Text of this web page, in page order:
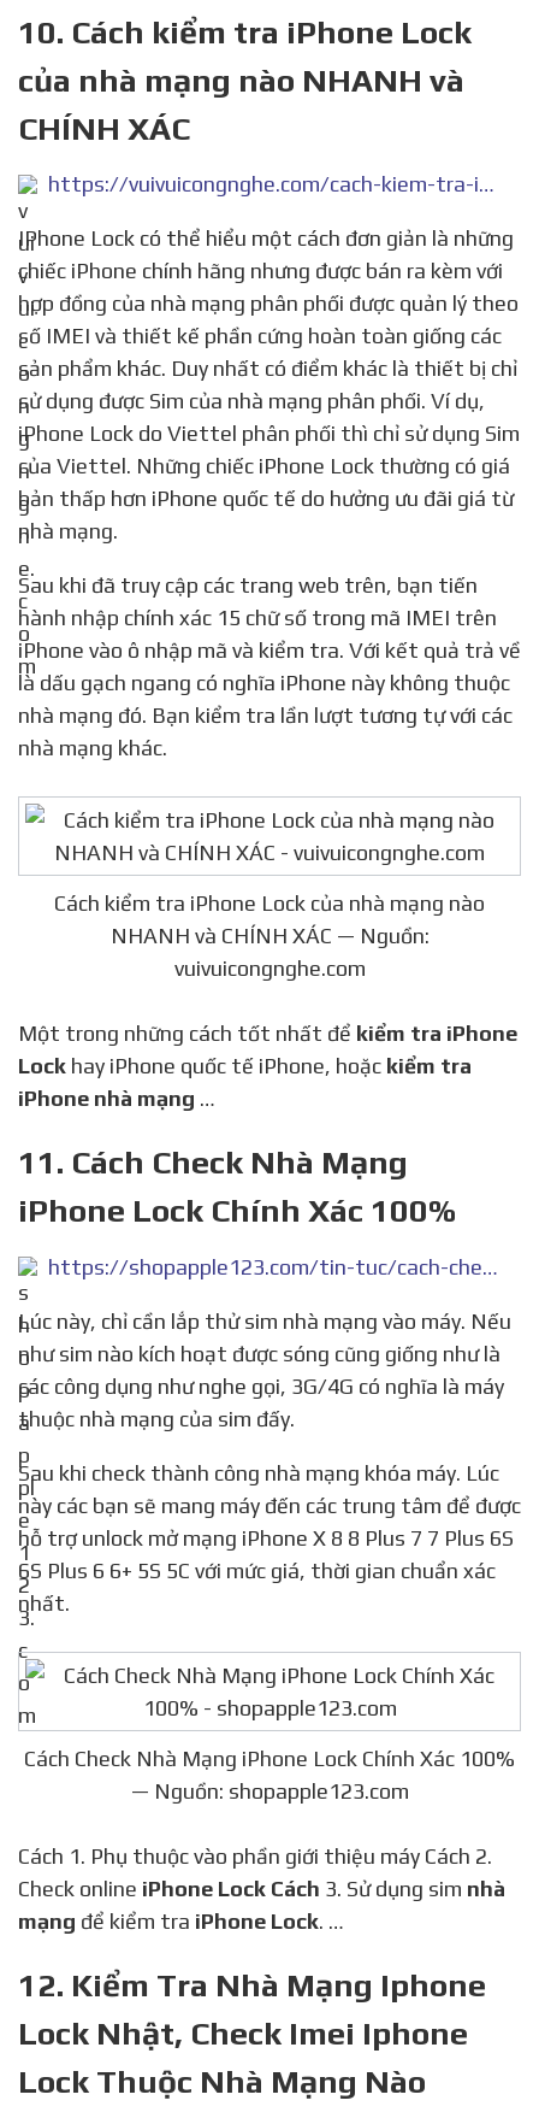
10. Cách kiểm tra iPhone Lock
của nhà mạng nào NHANH và
CHÍNH XÁC
https://vuivuicongnghe.com/cach-kiem-tra-iphone-lock-cua-nha-mang-nao-nhanh-va-chinh-xac/
IPhone Lock có thể hiểu một cách đơn giản là những
chiếc iPhone chính hãng nhưng được bán ra kèm với
hợp đồng của nhà mạng phân phối được quản lý theo
số IMEI và thiết kế phần cứng hoàn toàn giống các
sản phẩm khác. Duy nhất có điểm khác là thiết bị chỉ
sử dụng được Sim của nhà mạng phân phối. Ví dụ,
iPhone Lock do Viettel phân phối thì chỉ sử dụng Sim
của Viettel. Những chiếc iPhone Lock thường có giá
bản thấp hơn iPhone quốc tế do hưởng ưu đãi giá từ
nhà mạng.
Sau khi đã truy cập các trang web trên, bạn tiến
hành nhập chính xác 15 chữ số trong mã IMEI trên
iPhone vào ô nhập mã và kiểm tra. Với kết quả trả về
là dấu gạch ngang có nghĩa iPhone này không thuộc
nhà mạng đó. Bạn kiểm tra lần lượt tương tự với các
nhà mạng khác.
Cách kiểm tra iPhone Lock của nhà mạng nào
NHANH và CHÍNH XÁC — Nguồn:
vuivuicongnghe.com
Một trong những cách tốt nhất để kiểm tra iPhone
Lock hay iPhone quốc tế iPhone, hoặc kiểm tra
iPhone nhà mạng …
11. Cách Check Nhà Mạng
iPhone Lock Chính Xác 100%
https://shopapple123.com/tin-tuc/cach-check-nha-mang-iphone-lock-chinh-xac-100-72
Lúc này, chỉ cần lắp thử sim nhà mạng vào máy. Nếu
như sim nào kích hoạt được sóng cũng giống như là
các công dụng như nghe gọi, 3G/4G có nghĩa là máy
thuộc nhà mạng của sim đấy.
Sau khi check thành công nhà mạng khóa máy. Lúc
này các bạn sẽ mang máy đến các trung tâm để được
hỗ trợ unlock mở mạng iPhone X 8 8 Plus 7 7 Plus 6S
6S Plus 6 6+ 5S 5C với mức giá, thời gian chuẩn xác
nhất.
Cách Check Nhà Mạng iPhone Lock Chính Xác 100%
— Nguồn: shopapple123.com
Cách 1. Phụ thuộc vào phần giới thiệu máy Cách 2.
Check online iPhone Lock Cách 3. Sử dụng sim nhà
mạng để kiểm tra iPhone Lock. …
12. Kiểm Tra Nhà Mạng Iphone
Lock Nhật, Check Imei Iphone
Lock Thuộc Nhà Mạng Nào